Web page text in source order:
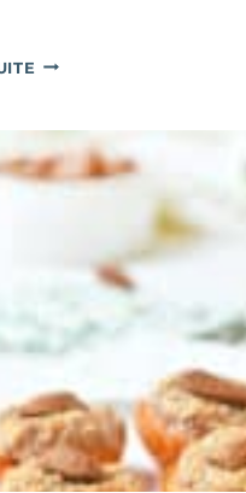
CAKE
COURGETTE,
HUILE
D’OLIVE